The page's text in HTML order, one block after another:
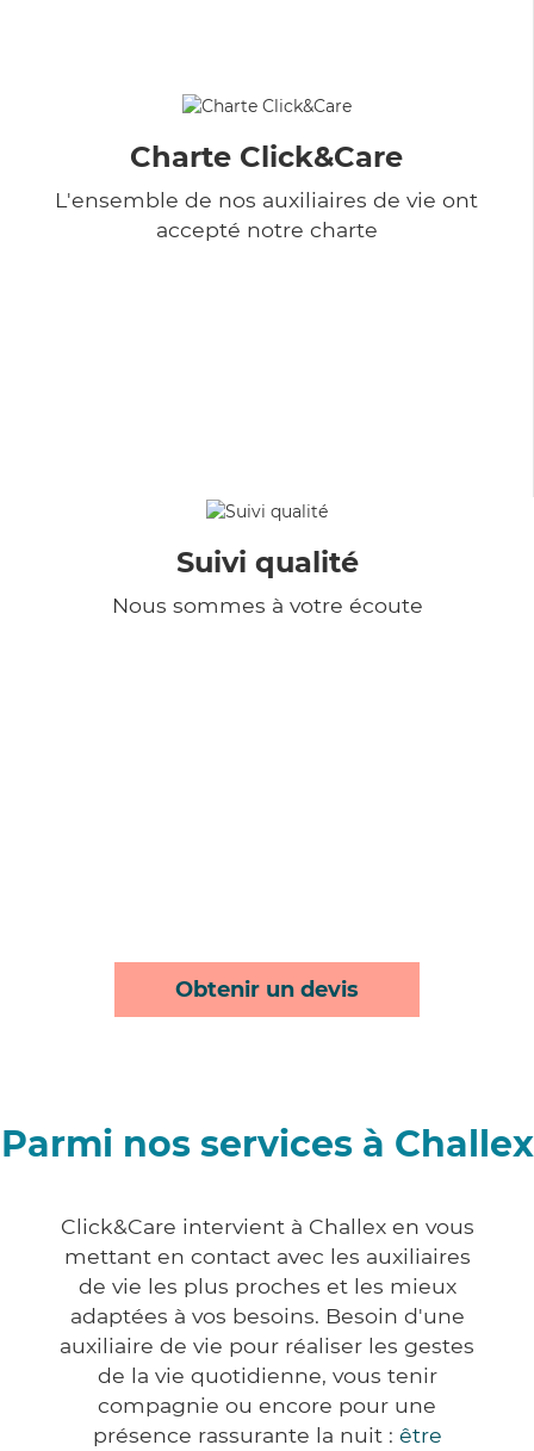
Charte Click&Care
L'ensemble de nos auxiliaires de vie ont
accepté notre charte
Suivi qualité
Nous sommes à votre écoute
Obtenir un devis
Parmi nos services à Challex
Click&Care intervient à Challex en vous
mettant en contact avec les auxiliaires
de vie les plus proches et les mieux
adaptées à vos besoins. Besoin d'une
auxiliaire de vie pour réaliser les gestes
de la vie quotidienne, vous tenir
compagnie ou encore pour une
présence rassurante la nuit : être